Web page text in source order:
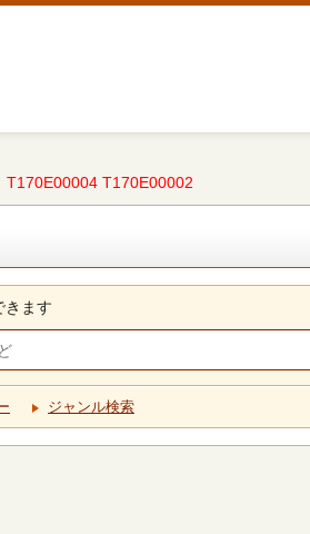
T170E00004 T170E00002
きます
ジャンル検索